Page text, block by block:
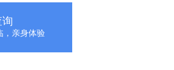
询
，亲身体验